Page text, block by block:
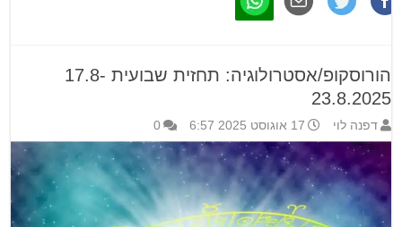
הורוסקופ/אסטרולוגיה: תחזית שבועית 17.8-
23.8.2025
דפנה לוי 17 אוגוסט 2025 6:57 0